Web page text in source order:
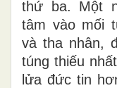
thứ ba. Một
tâm vào mối
và tha nhân,
túng thiếu
lửa đức tin